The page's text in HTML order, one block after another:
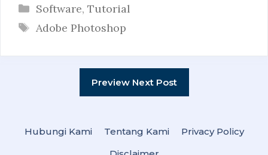
Categories
Software, Tutorial
Tags
Adobe Photoshop
Preview Next Post
Hubungi Kami Tentang Kami
Privacy Policy